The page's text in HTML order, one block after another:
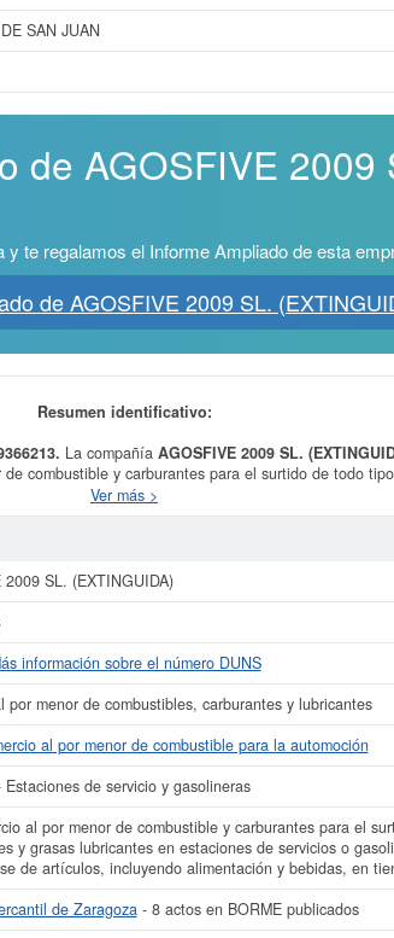
SAN JUAN
de AGOSFIVE 2009
y te regalamos el Informe Ampliado de esta
de AGOSFIVE 2009 SL.
Resumen identificativo:
La compañía AGOSFIVE 2009 SL.
combustible y carburantes para el surtido de todo
2. El comercio al por menor de toda clase de
CNAE 4730 - Comercio al por menor de combustible
SL. (EXTINGUIDA)
consultar las subvenciones que la presente
compañía es de 3.100 a 60.000 €. La compañía
de Zaragoza, y tiene publicados en el BORME 8
2009 SL. (EXTINGUIDA) puede
de sus años de actividad, así como los
del informe de empresa se ha realizado el 29/05/2025.
Ver más >
2009 SL. (EXTINGUIDA)
información sobre el número DUNS
por menor de combustibles, carburantes y lubricantes
al por menor de combustible para la automoción
Estaciones de servicio y gasolineras
al por menor de combustible y carburantes para el
y grasas lubricantes en estaciones de servicios o
de artículos, incluyendo alimentación y bebidas, en
de Zaragoza- 8 actos en BORME publicados